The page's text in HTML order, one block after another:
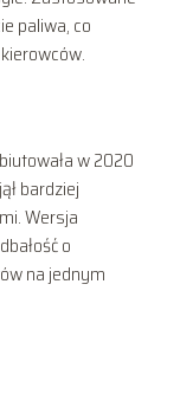
paliwa, co
w 2020
bardziej
Wersja
o
na jednym